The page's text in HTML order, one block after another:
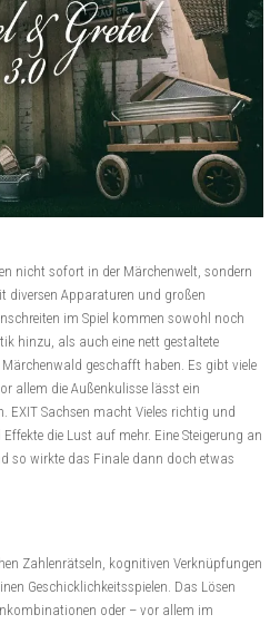
nicht sofort in der Märchenwelt, sondern
diversen Apparaturen und großen
im Spiel kommen sowohl noch
hinzu, als auch eine nett gestaltete
geschafft haben. Es gibt viele
allem die Außenkulisse lässt ein
EXIT Sachsen macht Vieles richtig und
die Lust auf mehr. Eine Steigerung an
so wirkte das Finale dann doch etwas
Zahlenrätseln, kognitiven Verknüpfungen
Geschicklichkeitsspielen. Das Lösen
oder – vor allem im